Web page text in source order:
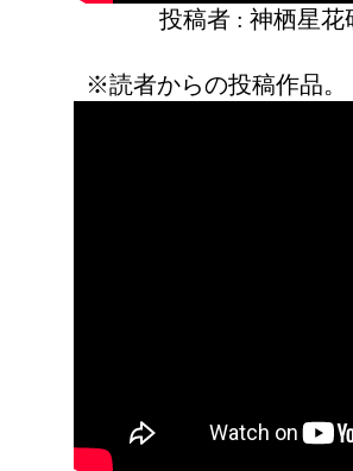
投稿者 : 神栖星
※読者からの投稿作品